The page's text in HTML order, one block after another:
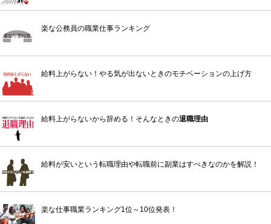
楽な公務員の職業仕事ランキング
給料上がらない！やる気が出ないときのモチベーションの上げ方
給料上がらないから辞める！そんなときの退職理由
給料が安いという転職理由や転職前に副業はすべきなのかを解説！
楽な仕事職業ランキング1位～10位発表！